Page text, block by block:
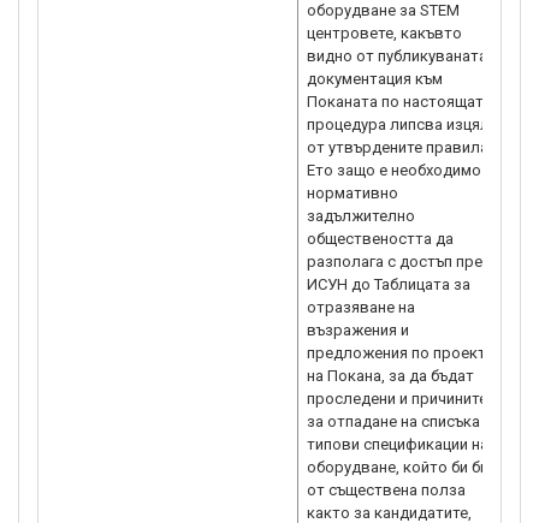
оборудване за STEM
центровете, какъвто
видно от публикуваната
документация към
Поканата по настоящата
процедура липсва изцяло
от утвърдените правила.
Ето защо е необходимо и
нормативно
задължително
обществеността да
разполага с достъп през
ИСУН до Таблицата за
отразяване на
възражения и
предложения по проекта
на Покана, за да бъдат
проследени и причините
за отпадане на списъка с
типови спецификации на
оборудване, който би бил
от съществена полза
както за кандидатите,